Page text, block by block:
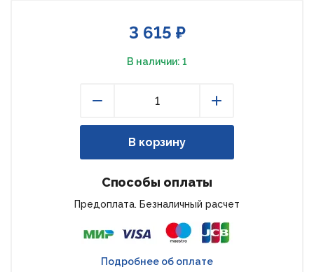
3 615 ₽
В наличии: 1
В корзину
Способы оплаты
Предоплата. Безналичный расчет
Подробнее об оплате